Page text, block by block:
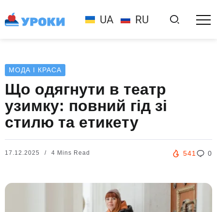
UA RU
МОДА І КРАСА
Що одягнути в театр
узимку: повний гід зі
стилю та етикету
17.12.2025 4 Mins Read 541 0